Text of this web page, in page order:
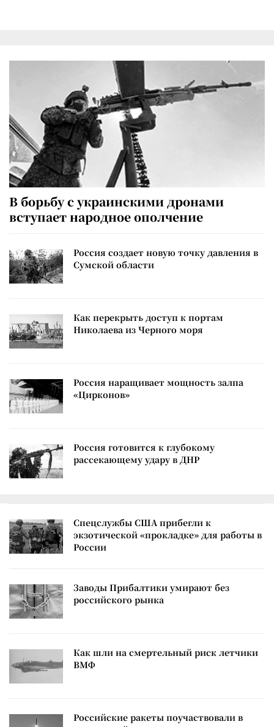
В борьбу с украинскими дронами
вступает народное ополчение
Россия создает новую точку давления в
Сумской области
Как перекрыть доступ к портам
Николаева из Черного моря
Россия наращивает мощность залпа
«Цирконов»
Россия готовится к глубокому
рассекающему удару в ДНР
Спецслужбы США прибегли к
экзотической «прокладке» для работы в
России
Заводы Прибалтики умирают без
российского рынка
Как шли на смертельный риск летчики
ВМФ
Российские ракеты поучаствовали в